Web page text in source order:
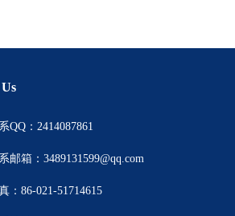
QQ：2414087861
邮箱：3489131599@qq.com
：86-021-51714615